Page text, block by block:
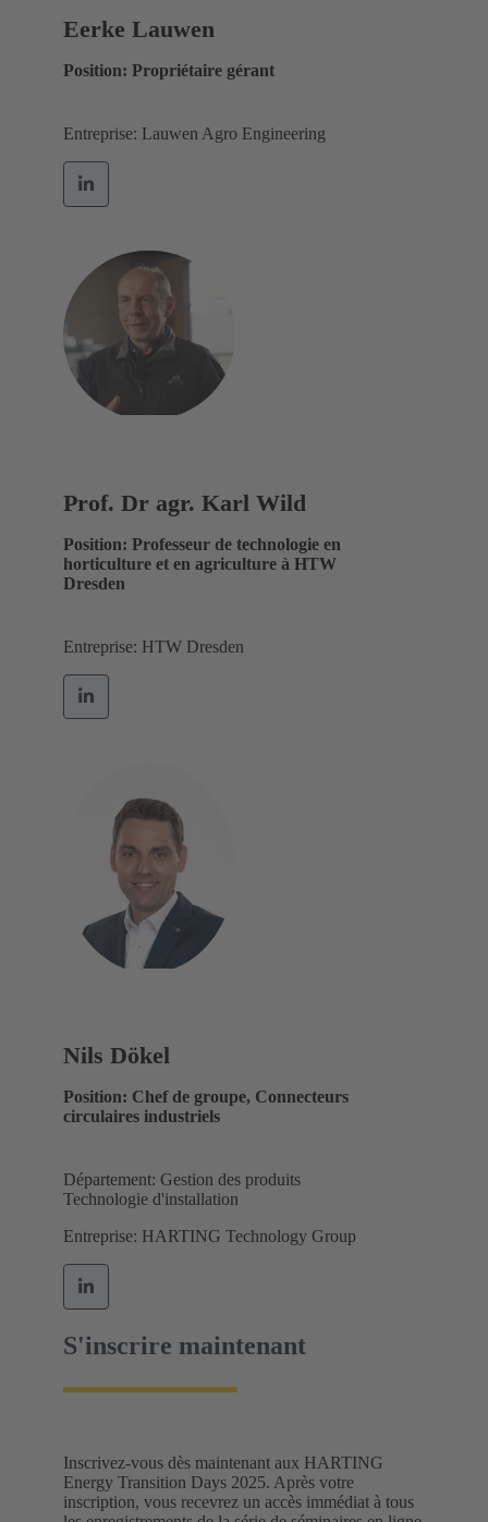
Eerke Lauwen
Position: Propriétaire gérant
Entreprise: Lauwen Agro Engineering
Prof. Dr agr. Karl Wild
Position: Professeur de technologie en
horticulture et en agriculture à HTW
Dresden
Entreprise: HTW Dresden
Nils Dökel
Position: Chef de groupe, Connecteurs
circulaires industriels
Département: Gestion des produits
Technologie d'installation
Entreprise: HARTING Technology Group
S'inscrire maintenant
Inscrivez-vous dès maintenant aux HARTING
Energy Transition Days 2025. Après votre
inscription, vous recevrez un accès immédiat à tous